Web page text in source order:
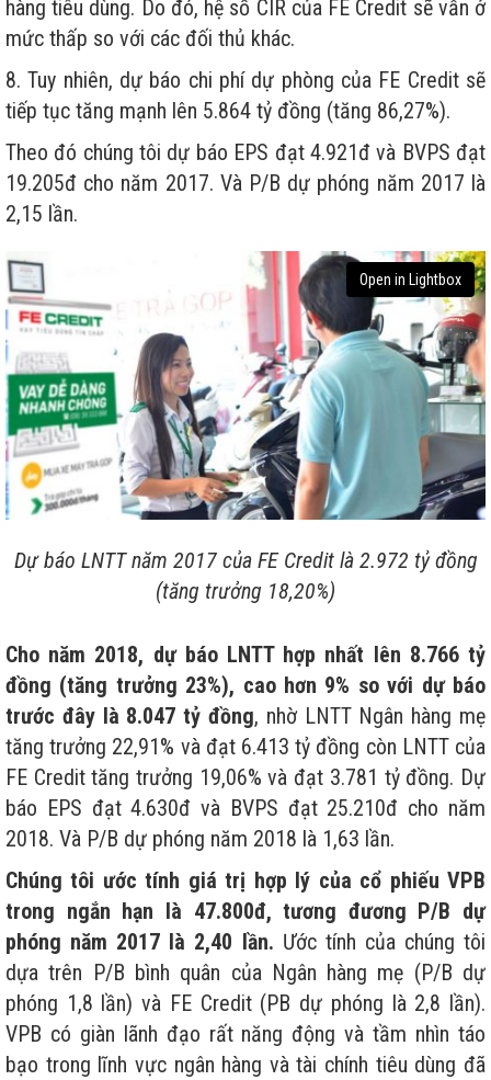
hàng tiêu dùng. Do đó, hệ số CIR của FE Credit sẽ vẫn ở
mức thấp so với các đối thủ khác.
8. Tuy nhiên, dự báo chi phí dự phòng của FE Credit sẽ
tiếp tục tăng mạnh lên 5.864 tỷ đồng (tăng 86,27%).
Theo đó chúng tôi dự báo EPS đạt 4.921đ và BVPS đạt
19.205đ cho năm 2017. Và P/B dự phóng năm 2017 là
2,15 lần.
Open in Lightbox
Dự báo LNTT năm 2017 của FE Credit là 2.972 tỷ đồng
(tăng trưởng 18,20%)
Cho năm 2018, dự báo LNTT hợp nhất lên 8.766 tỷ
đồng (tăng trưởng 23%), cao hơn 9% so với dự báo
trước đây là 8.047 tỷ đồng, nhờ LNTT Ngân hàng mẹ
tăng trưởng 22,91% và đạt 6.413 tỷ đồng còn LNTT của
FE Credit tăng trưởng 19,06% và đạt 3.781 tỷ đồng. Dự
báo EPS đạt 4.630đ và BVPS đạt 25.210đ cho năm
2018. Và P/B dự phóng năm 2018 là 1,63 lần.
Chúng tôi ước tính giá trị hợp lý của cổ phiếu VPB
trong ngắn hạn là 47.800đ, tương đương P/B dự
phóng năm 2017 là 2,40 lần. Ước tính của chúng tôi
dựa trên P/B bình quân của Ngân hàng mẹ (P/B dự
phóng 1,8 lần) và FE Credit (PB dự phóng là 2,8 lần).
VPB có giàn lãnh đạo rất năng động và tầm nhìn táo
bạo trong lĩnh vực ngân hàng và tài chính tiêu dùng đã